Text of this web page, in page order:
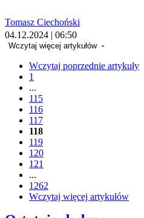
Tomasz Ciechoński
04.12.2024 | 06:50
Wczytaj więcej artykułów
Wczytaj poprzednie artykuły
1
...
115
116
117
118
119
120
121
...
1262
Wczytaj więcej artykułów